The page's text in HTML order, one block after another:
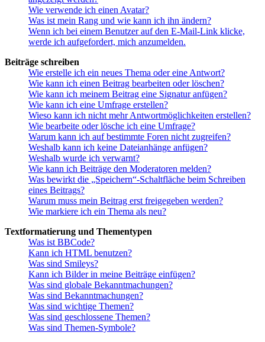
Wie verwende ich einen Avatar?
Was ist mein Rang und wie kann ich ihn ändern?
Wenn ich bei einem Benutzer auf den E-Mail-Link klicke,
werde ich aufgefordert, mich anzumelden.
Beiträge schreiben
Wie erstelle ich ein neues Thema oder eine Antwort?
Wie kann ich einen Beitrag bearbeiten oder löschen?
Wie kann ich meinem Beitrag eine Signatur anfügen?
Wie kann ich eine Umfrage erstellen?
Wieso kann ich nicht mehr Antwortmöglichkeiten erstellen?
Wie bearbeite oder lösche ich eine Umfrage?
Warum kann ich auf bestimmte Foren nicht zugreifen?
Weshalb kann ich keine Dateianhänge anfügen?
Weshalb wurde ich verwarnt?
Wie kann ich Beiträge den Moderatoren melden?
Was bewirkt die „Speichern“-Schaltfläche beim Schreiben
eines Beitrags?
Warum muss mein Beitrag erst freigegeben werden?
Wie markiere ich ein Thema als neu?
Textformatierung und Thementypen
Was ist BBCode?
Kann ich HTML benutzen?
Was sind Smileys?
Kann ich Bilder in meine Beiträge einfügen?
Was sind globale Bekanntmachungen?
Was sind Bekanntmachungen?
Was sind wichtige Themen?
Was sind geschlossene Themen?
Was sind Themen-Symbole?